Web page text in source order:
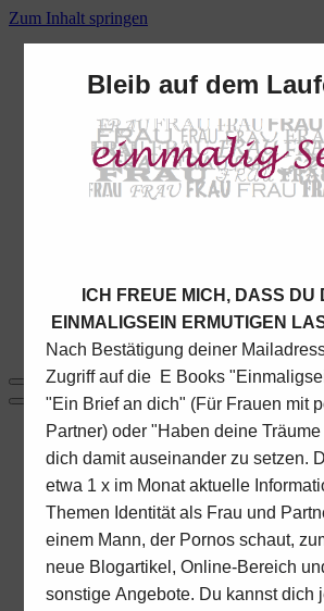
Zum Inhalt springen
Startseite
übermich
1:1 Begleitung
Begegnung
Lichtblicke – ein Tag für Frauen
Pornos schaut oder schaute,
heimlich (online) unterwegs ist
Impressum
Datenschutz
Navigationsmenü
Navigationsmenü
Startseite
übermich
Begegnung
Lichtblicke – ein Tag für Frauen
mit Partner, der Pornos schaut
schaute, bzw in anderen
heimlich (online) unterwegs ist
Bleib nicht unsichtbar